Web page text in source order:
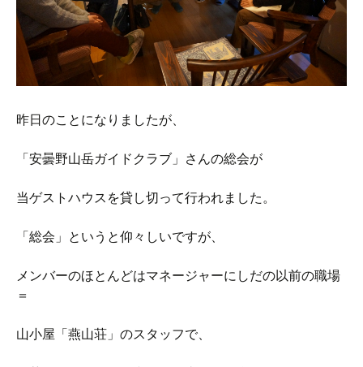
昨日のことになりましたが、
「安曇野山岳ガイドクラブ」さんの総会が
当ゲストハウスを貸し切って行われました。
「総会」というと仰々しいですが、
メンバーのほとんどはマネージャーにしだの以前の職場
＝
山小屋「燕山荘」のスタッフで、